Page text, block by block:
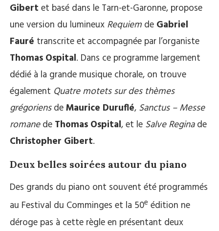
Gibert et basé dans le Tarn-et-Garonne, propose
une version du lumineux Requiem de Gabriel
Fauré transcrite et accompagnée par l’organiste
Thomas Ospital. Dans ce programme largement
dédié à la grande musique chorale, on trouve
également Quatre motets sur des thèmes
grégoriensdeMaurice Duruflé, Sanctus – Messe
romanede Thomas Ospital, et le Salve Reginade
Christopher Gibert.
Deux belles soirées autour du piano
Des grands du piano ont souvent été programmés
au Festival du Comminges et la 50e édition ne
déroge pas à cette règle en présentant deux